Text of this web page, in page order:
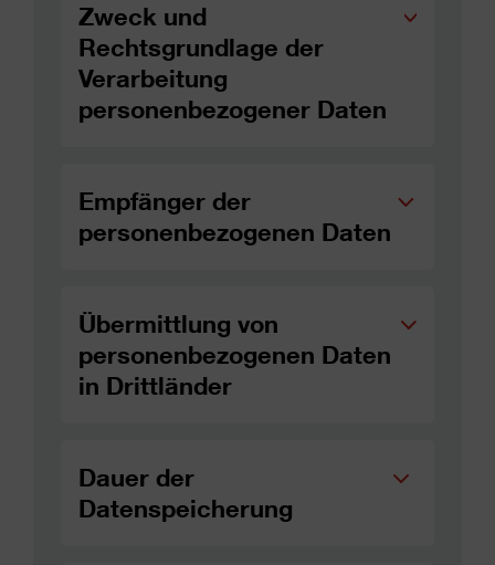
Zweck und
Rechtsgrundlage der
Verarbeitung
personenbezogener Daten
Empfänger der
personenbezogenen Daten
Übermittlung von
personenbezogenen Daten
in Drittländer
Dauer der
Datenspeicherung